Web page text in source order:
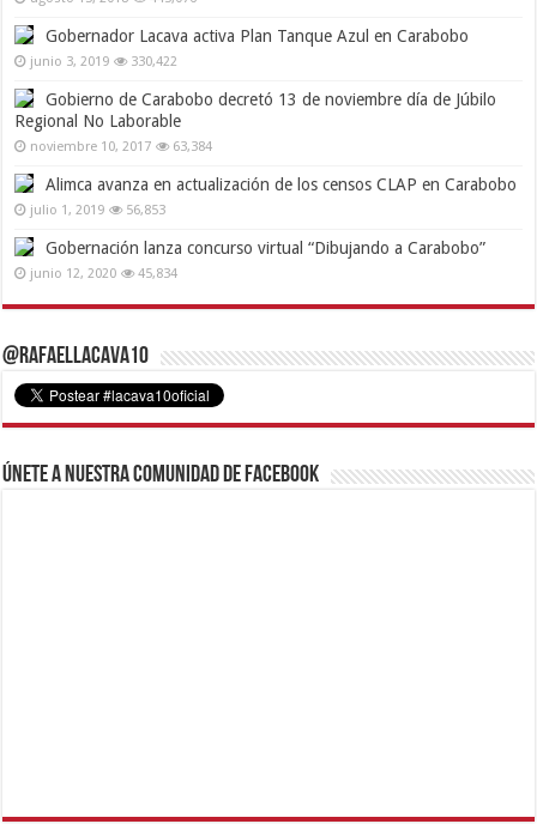
Gobernador Lacava activa Plan Tanque Azul en Carabobo
junio 3, 2019 330,422
Gobierno de Carabobo decretó 13 de noviembre día de Júbilo
Regional No Laborable
noviembre 10, 2017 63,384
Alimca avanza en actualización de los censos CLAP en Carabobo
julio 1, 2019 56,853
Gobernación lanza concurso virtual “Dibujando a Carabobo”
junio 12, 2020 45,834
@RafaelLacava10
Únete a nuestra comunidad de Facebook